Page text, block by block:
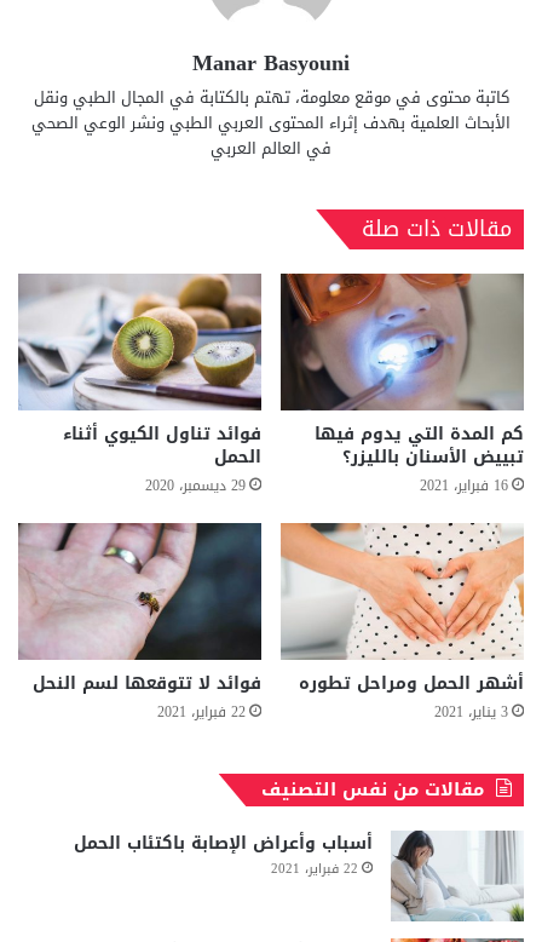
Manar Basyouni
كاتبة محتوى في موقع معلومة، تهتم بالكتابة في المجال الطبي ونقل
الأبحاث العلمية بهدف إثراء المحتوى العربي الطبي ونشر الوعي الصحي
في العالم العربي
مقالات ذات صلة
كم المدة التي يدوم فيها
تبييض الأسنان بالليزر؟
16 فبراير، 2021
فوائد تناول الكيوي أثناء
الحمل
29 ديسمبر، 2020
أشهر الحمل ومراحل تطوره
3 يناير، 2021
فوائد لا تتوقعها لسم النحل
22 فبراير، 2021
مقالات من نفس التصنيف
أسباب وأعراض الإصابة باكتئاب الحمل
22 فبراير، 2021